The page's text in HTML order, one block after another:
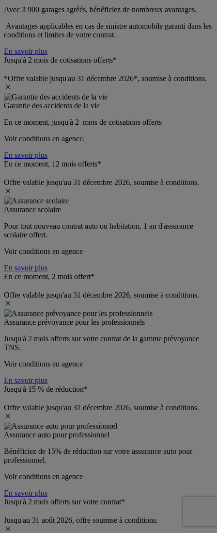
Avec 3 900 garages agréés, bénéficiez de nombreux avantages.
Avantages applicables en cas de sinistre automobile garanti dans les
conditions et limites de votre contrat.
En savoir plus
Jusqu'à 2 mois de cotisations offerts*
*Offre valable jusqu'au 31 décembre 2026*, soumise à conditions.
Garantie des accidents de la vie
En ce moment, jusqu'à 2  mois de cotisations offerts
Voir conditions en agence.
En savoir plus
En ce moment, 12 mois offerts*
Offre valable jusqu'au 31 décembre 2026, soumise à conditions.
Assurance scolaire
Pour tout nouveau contrat auto ou habitation, 1 an d'assurance
scolaire offert.
Voir conditions en agence
En savoir plus
En ce moment, 2 mois offert*
Offre valable jusqu'au 31 décembre 2026, soumise à conditions.
Assurance prévoyance pour les professionnels
Jusqu'à 2 mois offerts sur votre contrat de la gamme prévoyance
TNS.
Voir conditions en agence
En savoir plus
Jusqu'à 15 % de réduction*
Offre valable jusqu'au 31 décembre 2026, soumise à conditions.
Assurance auto pour professionnel
Bénéficiez de 15% de réduction sur votre assurance auto pour
professionnel.
Voir conditions en agence
En savoir plus
Jusqu'à 2 mois offerts sur votre contrat*
Jusqu'au 31 août 2026, offre soumise à conditions.